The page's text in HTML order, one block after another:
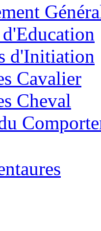
d'Initiation
Cavalier
Cheval